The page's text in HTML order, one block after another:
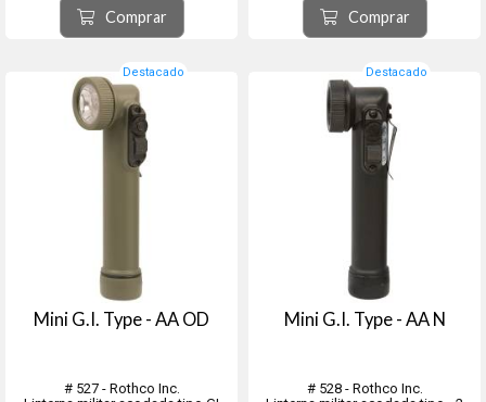
Comprar Comprar
Destacado
Mini G.I. Type - AA OD
# 527 - Rothco Inc.
Destacado
Mini G.I. Type - AA N
# 528 - Rothco Inc.